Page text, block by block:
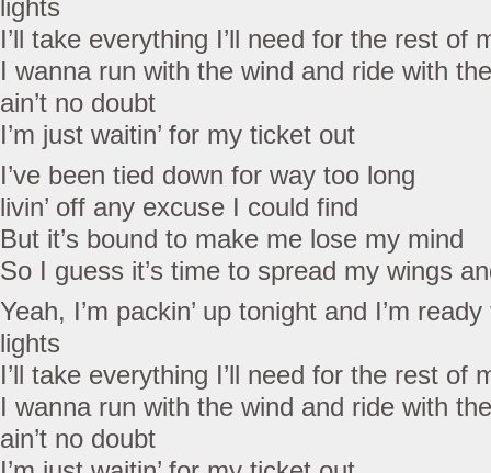
lights
I’ll take everything I’ll need for the rest of
I wanna run with the wind and ride with
ain’t no doubt
I’m just waitin’ for my ticket out
I’ve been tied down for way too long
livin’ off any excuse I could find
But it’s bound to make me lose my mind
So I guess it’s time to spread my wings
Yeah, I’m packin’ up tonight and I’m
lights
I’ll take everything I’ll need for the rest of
I wanna run with the wind and ride with
ain’t no doubt